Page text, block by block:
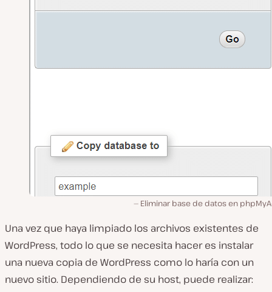
Eliminar base de datos en
Una vez que haya limpiado los archivos existentes de
WordPress, todo lo que se necesita hacer es instalar
una nueva copia de WordPress como lo haría con un
nuevo sitio. Dependiendo de su host, puede realizar: